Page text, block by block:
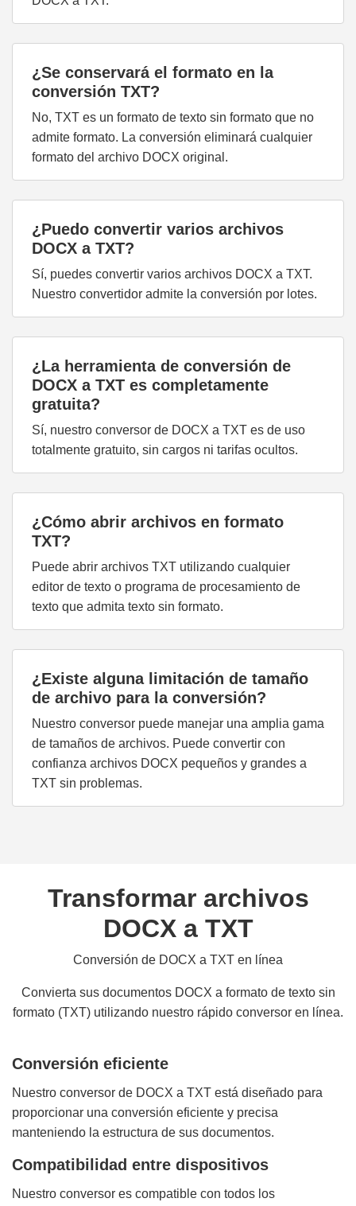
¿Se conservará el formato en la
conversión TXT?
No, TXT es un formato de texto sin formato que no
admite formato. La conversión eliminará cualquier
formato del archivo DOCX original.
¿Puedo convertir varios archivos
DOCX a TXT?
Sí, puedes convertir varios archivos DOCX a TXT.
Nuestro convertidor admite la conversión por lotes.
¿La herramienta de conversión de
DOCX a TXT es completamente
gratuita?
Sí, nuestro conversor de DOCX a TXT es de uso
totalmente gratuito, sin cargos ni tarifas ocultos.
¿Cómo abrir archivos en formato
TXT?
Puede abrir archivos TXT utilizando cualquier
editor de texto o programa de procesamiento de
texto que admita texto sin formato.
¿Existe alguna limitación de tamaño
de archivo para la conversión?
Nuestro conversor puede manejar una amplia gama
de tamaños de archivos. Puede convertir con
confianza archivos DOCX pequeños y grandes a
TXT sin problemas.
Transformar archivos
DOCX a TXT
Conversión de DOCX a TXT en línea
Convierta sus documentos DOCX a formato de texto sin
formato (TXT) utilizando nuestro rápido conversor en línea.
Conversión eficiente
Nuestro conversor de DOCX a TXT está diseñado para
proporcionar una conversión eficiente y precisa
manteniendo la estructura de sus documentos.
Compatibilidad entre dispositivos
Nuestro conversor es compatible con todos los